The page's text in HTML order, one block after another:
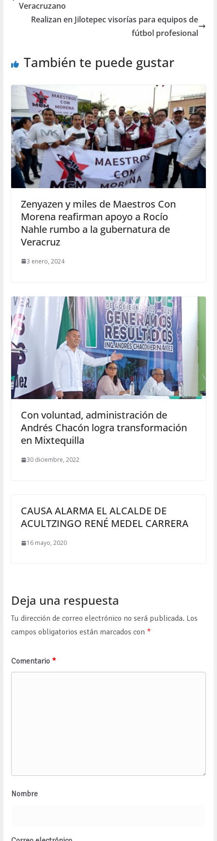
Veracruzano
Realizan en Jilotepec visorías para equipos de
fútbol profesional
También te puede gustar
Zenyazen y miles de Maestros Con
Morena reafirman apoyo a Rocío
Nahle rumbo a la gubernatura de
Veracruz
3 enero, 2024
Con voluntad, administración de
Andrés Chacón logra transformación
en Mixtequilla
30 diciembre, 2022
CAUSA ALARMA EL ALCALDE DE
ACULTZINGO RENÉ MEDEL CARRERA
16 mayo, 2020
Deja una respuesta
Tu dirección de correo electrónico no será publicada. Los
campos obligatorios están marcados con *
Comentario *
Nombre